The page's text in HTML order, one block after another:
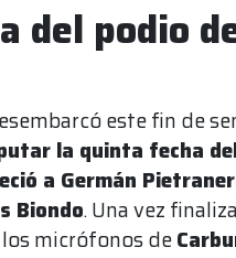
del podio
este fin de
la quinta fecha
a Germán
Biondo. Una vez
micrófonos de